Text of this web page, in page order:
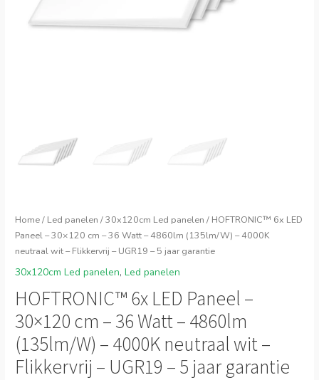
Home/ Led panelen /30x120cm Led panelen / HOFTRONIC™ 6x LED
Paneel – 30×120 cm – 36 Watt – 4860lm (135lm/W) – 4000K
neutraal wit – Flikkervrij – UGR19 – 5 jaar garantie
30x120cm Led panelen,Led panelen
HOFTRONIC™ 6x LED Paneel –
30×120 cm – 36 Watt – 4860lm
(135lm/W) – 4000K neutraal wit –
Flikkervrij – UGR19 – 5 jaar garantie